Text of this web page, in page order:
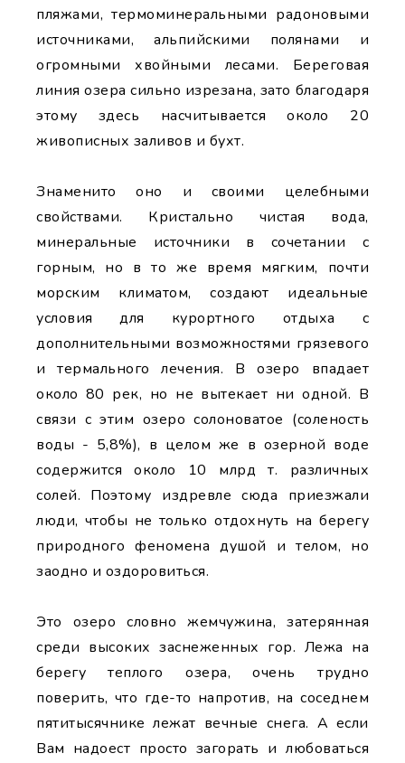
пляжами, термоминеральными радоновыми
источниками, альпийскими полянами и
огромными хвойными лесами. Береговая
линия озера сильно изрезана, зато благодаря
этому здесь насчитывается около 20
живописных заливов и бухт.
Знаменито оно и своими целебными
свойствами. Кристально чистая вода,
минеральные источники в сочетании с
горным, но в то же время мягким, почти
морским климатом, создают идеальные
условия для курортного отдыха с
дополнительными возможностями грязевого
и термального лечения. В озеро впадает
около 80 рек, но не вытекает ни одной. В
связи с этим озеро солоноватое (соленость
воды - 5,8%), в целом же в озерной воде
содержится около 10 млрд т. различных
солей. Поэтому издревле сюда приезжали
люди, чтобы не только отдохнуть на берегу
природного феномена душой и телом, но
заодно и оздоровиться.
Это озеро словно жемчужина, затерянная
среди высоких заснеженных гор. Лежа на
берегу теплого озера, очень трудно
поверить, что где-то напротив, на соседнем
пятитысячнике лежат вечные снега. А если
Вам надоест просто загорать и любоваться